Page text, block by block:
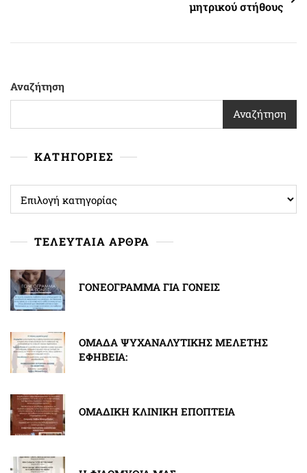
μητρικού στήθους
Αναζήτηση
Αναζήτηση
ΚΑΤΗΓΟΡΙΕΣ
ΤΕΛΕΥΤΑΙΑ ΑΡΘΡΑ
ΓΟΝΕΟΓΡΑΜΜΑ ΓΙΑ ΓΟΝΕΙΣ
ΟΜΑΔΑ ΨΥΧΑΝΑΛΥΤΙΚΗΣ ΜΕΛΕΤΗΣ
ΕΦΗΒΕΙΑ:
ΟΜΑΔΙΚΗ ΚΛΙΝΙΚΗ ΕΠΟΠΤΕΙΑ